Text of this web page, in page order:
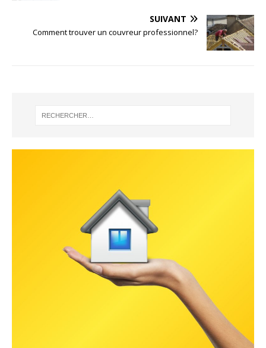
SUIVANT
Comment trouver un couvreur professionnel?